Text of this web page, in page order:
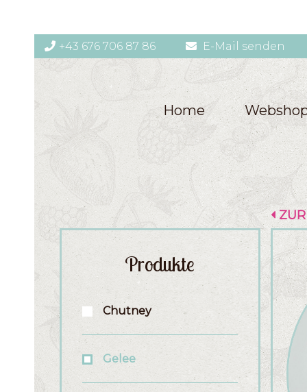
+43 676 706 87 86 E-Mail senden
Home
ZUR
Produkte
Chutney
Gelee